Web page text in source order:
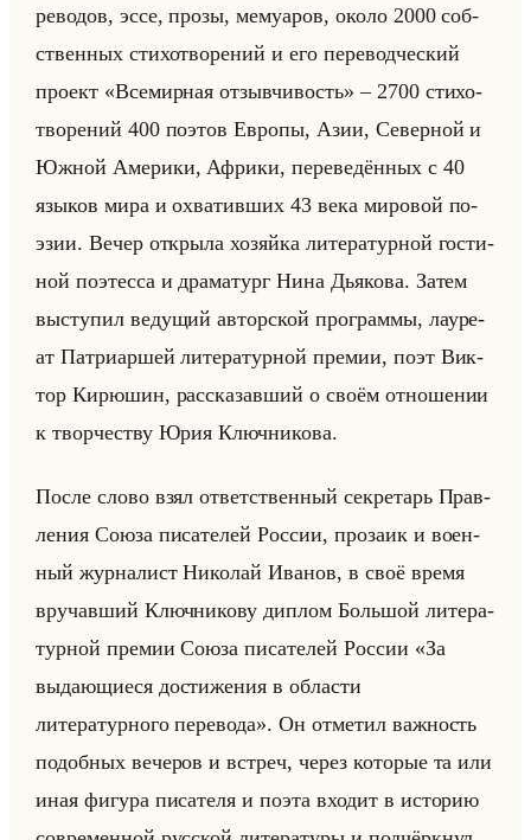
ре­во­дов, эссе, прозы, ме­му­аров, около 2000 соб­
ствен­ных сти­хо­тво­ре­ний и его пе­ре­вод­че­ский
про­ект «Всемирная отзывчивость» – 2700 сти­хо­
тво­ре­ний 400 по­этов Ев­ро­пы, Азии, Се­вер­ной и
Южной Аме­ри­ки, Аф­ри­ки, пе­ре­ве­дён­ных с 40
язы­ков мира и охва­тив­ших 43 века ми­ро­вой по­
эзии. Вечер от­кры­ла хо­зяйка ли­те­ра­тур­ной го­сти­
ной по­этес­са и дра­ма­тург Нина Дья­ко­ва. Затем
вы­сту­пил ве­ду­щий ав­тор­ской про­грам­мы, ла­уре­
ат Пат­ри­ар­шей ли­те­ра­тур­ной пре­мии, поэт Вик­
тор Ки­рю­шин, рас­ска­зав­ший о своём от­но­ше­нии
к твор­че­ству Юрия Ключ­ни­ко­ва.
После слово взял от­вет­ствен­ный сек­ре­тарь Прав­
ле­ния Союза пи­са­те­лей Рос­сии, про­за­ик и во­ен­
ный жур­на­лист Ни­ко­лай Ива­нов, в своё время
вру­чав­ший Ключ­ни­ко­ву ди­плом Большой ли­те­ра­
тур­ной пре­мии Союза пи­са­те­лей Рос­сии «За
выдающиеся достижения в области
литературного перевода». Он от­ме­тил важ­ность
по­доб­ных ве­че­ров и встреч, через ко­то­рые та или
иная фи­гу­ра пи­са­те­ля и поэта вхо­дит в ис­то­рию